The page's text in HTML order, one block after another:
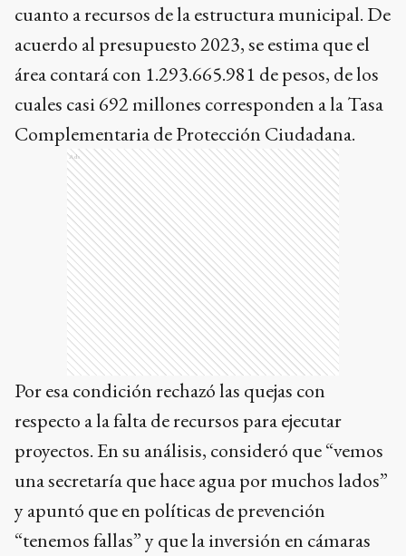
cuanto a recursos de la estructura municipal. De
acuerdo al presupuesto 2023, se estima que el
área contará con 1.293.665.981 de pesos, de los
cuales casi 692 millones corresponden a la Tasa
Complementaria de Protección Ciudadana.
Ads
Por esa condición rechazó las quejas con
respecto a la falta de recursos para ejecutar
proyectos. En su análisis, consideró que “vemos
una secretaría que hace agua por muchos lados”
y apuntó que en políticas de prevención
“tenemos fallas” y que la inversión en cámaras